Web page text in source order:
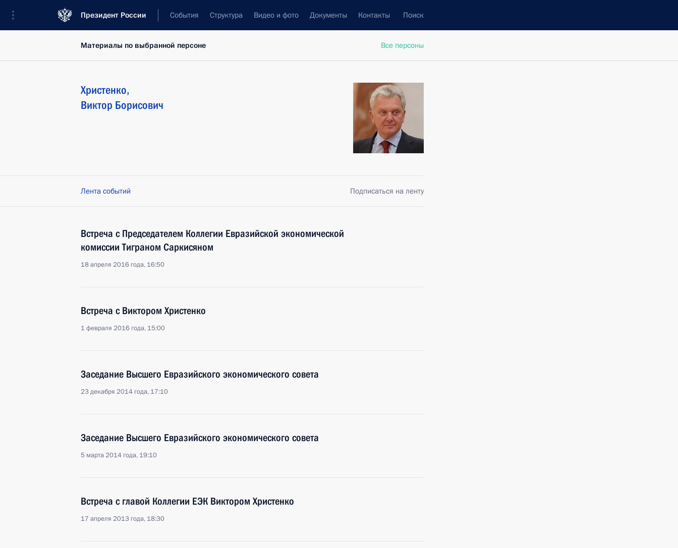
Президент России События Структура Видео и фото Документы Контакты Поиск
Все персоны
Материалы по выбранной персоне
Христенко,
Виктор Борисович
Лента событий Подписаться на ленту
Встреча с Председателем Коллегии Евразийской экономической
комиссии Тиграном Саркисяном
18 апреля 2016 года, 16:50
Встреча с Виктором Христенко
1 февраля 2016 года, 15:00
Заседание Высшего Евразийского экономического совета
23 декабря 2014 года, 17:10
Заседание Высшего Евразийского экономического совета
5 марта 2014 года, 19:10
Встреча с главой Коллегии ЕЭК Виктором Христенко
17 апреля 2013 года, 18:30